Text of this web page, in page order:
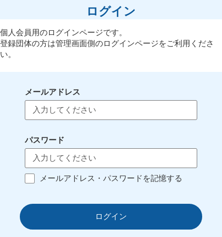
ログイン
個人会員用のログインページです。
登録団体の方は管理画面側のログインページをご利用くださ
い。
メールアドレス
パスワード
メールアドレス・パスワードを記憶する
ログイン